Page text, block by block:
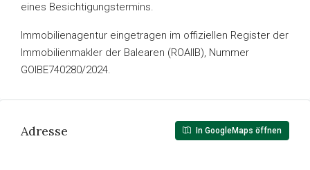
eines Besichtigungstermins.
Immobilienagentur eingetragen im offiziellen Register der
Immobilienmakler der Balearen (ROAIIB), Nummer
GOIBE740280/2024.
Adresse In GoogleMaps öffnen